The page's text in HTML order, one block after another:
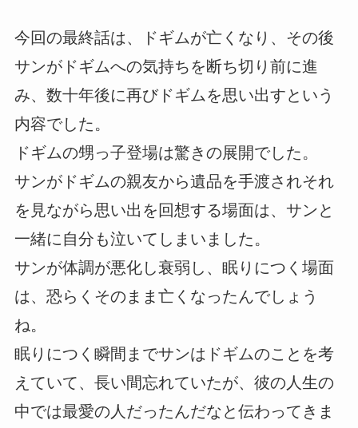
今回の最終話は、ドギムが亡くなり、その後
サンがドギムへの気持ちを断ち切り前に進
み、数十年後に再びドギムを思い出すという
内容でした。
ドギムの甥っ子登場は驚きの展開でした。
サンがドギムの親友から遺品を手渡されそれ
を見ながら思い出を回想する場面は、サンと
一緒に自分も泣いてしまいました。
サンが体調が悪化し衰弱し、眠りにつく場面
は、恐らくそのまま亡くなったんでしょう
ね。
眠りにつく瞬間までサンはドギムのことを考
えていて、長い間忘れていたが、彼の人生の
中では最愛の人だったんだなと伝わってきま